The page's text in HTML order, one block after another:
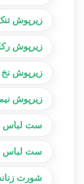
زیرپوش
زیرپوش
زیرپوش نخ
زیرپوش
ست لباس
ست لباس
شورت